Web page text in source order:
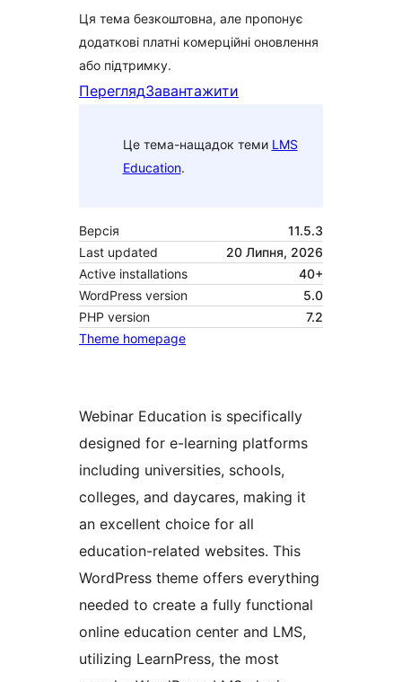
Ця тема безкоштовна, але пропонує
додаткові платні комерційні оновлення
або підтримку.
ПереглядЗавантажити
Це тема-нащадок теми LMS
Education.
Версія
11.5.3
Last updated
20 Липня, 2026
Active installations
40+
WordPress version
5.0
PHP version
7.2
Theme homepage
Webinar Education is specifically
designed for e-learning platforms
including universities, schools,
colleges, and daycares, making it
an excellent choice for all
education-related websites. This
WordPress theme offers everything
needed to create a fully functional
online education center and LMS,
utilizing LearnPress, the most